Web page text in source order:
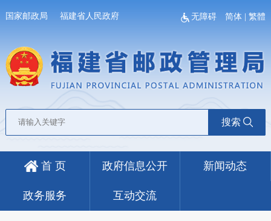
国家邮政局 福建省人民政府 无障碍 简体 |繁體
搜索
首 页 政府信息公开 新闻动态
政务服务 互动交流